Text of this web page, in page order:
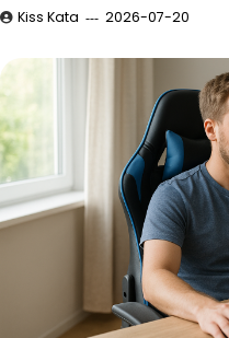
Kiss Kata 2026-07-20